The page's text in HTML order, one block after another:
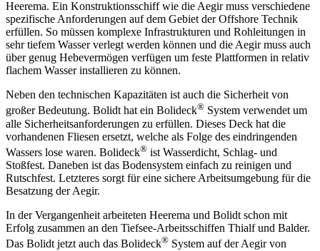
Heerema. Ein Konstruktionsschiff wie die Aegir muss verschiedene
spezifische Anforderungen auf dem Gebiet der Offshore Technik
erfüllen. So müssen komplexe Infrastrukturen und Rohleitungen in
sehr tiefem Wasser verlegt werden können und die Aegir muss auch
über genug Hebevermögen verfügen um feste Plattformen in relativ
flachem Wasser installieren zu können.
Neben den technischen Kapazitäten ist auch die Sicherheit von
großer Bedeutung. Bolidt hat ein Bolideck® System verwendet um
alle Sicherheitsanforderungen zu erfüllen. Dieses Deck hat die
vorhandenen Fliesen ersetzt, welche als Folge des eindringenden
Wassers lose waren. Bolideck® ist Wasserdicht, Schlag- und
Stoßfest. Daneben ist das Bodensystem einfach zu reinigen und
Rutschfest. Letzteres sorgt für eine sichere Arbeitsumgebung für die
Besatzung der Aegir.
In der Vergangenheit arbeiteten Heerema und Bolidt schon mit
Erfolg zusammen an den Tiefsee-Arbeitsschiffen Thialf und Balder.
Das Bolidt jetzt auch das Bolideck® System auf der Aegir von